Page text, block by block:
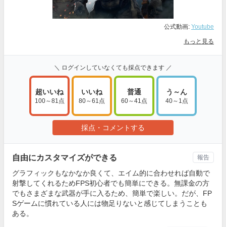
公式動画: Youtube
もっと見る
＼ ログインしていなくても採点できます ／
超いいね
100～81点
いいね
80～61点
普通
60～41点
う～ん
40～1点
採点・コメントする
自由にカスタマイズができる
グラフィックもなかなか良くて、エイム的に合わせれば自動で
射撃してくれるためFPS初心者でも簡単にできる。無課金の方
でもさまざまな武器が手に入るため、簡単で楽しい。だが、FP
Sゲームに慣れている人には物足りないと感じてしまうことも
ある。
報告